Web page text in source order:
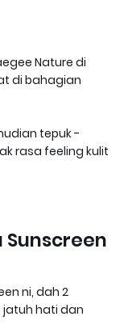
Nature di
di bahagian
tepuk -
rasa feeling kulit
Sunscreen
ni, dah 2
jatuh hati dan